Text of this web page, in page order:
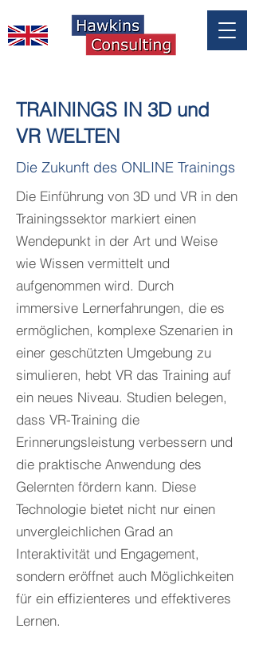
TRAININGS IN 3D und
VR WELTEN
Die Zukunft des ONLINE Trainings
Die Einführung von 3D und VR in den
Trainingssektor markiert einen
Wendepunkt in der Art und Weise
wie Wissen vermittelt und
aufgenommen wird. Durch
immersive Lernerfahrungen, die es
ermöglichen, komplexe Szenarien in
einer geschützten Umgebung zu
simulieren, hebt VR das Training auf
ein neues Niveau. Studien belegen,
dass VR-Training die
Erinnerungsleistung verbessern und
die praktische Anwendung des
Gelernten fördern kann. Diese
Technologie bietet nicht nur einen
unvergleichlichen Grad an
Interaktivität und Engagement,
sondern eröffnet auch Möglichkeiten
für ein effizienteres und effektiveres
Lernen.